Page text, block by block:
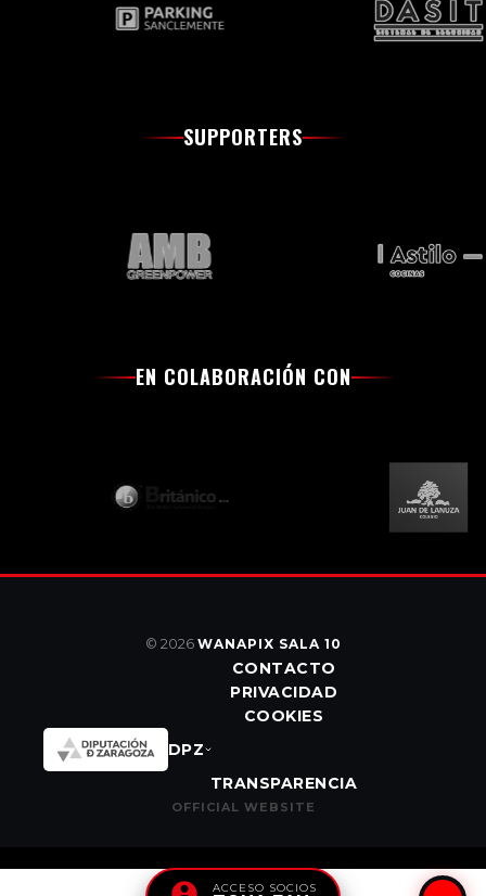
ACCESO SOCIOS
SUPPORTERS
EN COLABORACIÓN CON
© 2026 WANAPIX SALA 10
CONTACTO
PRIVACIDAD
COOKIES
DPZ
TRANSPARENCIA
OFFICIAL WEBSITE